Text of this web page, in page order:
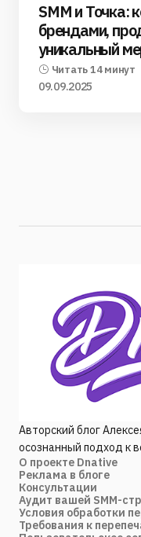
SMM и Точка:
брендами,
уникальный
Читать 14 минут
09.09.2025
Авторский блог
осознанный подход к
О проекте Dnative
Реклама в блоге
Консультации
Аудит вашей SMM-
Условия обработки
Требования к